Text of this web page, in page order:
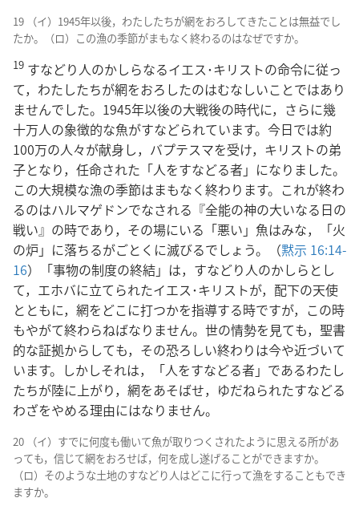
19 （イ）1945年以後，わたしたちが網をおろしてきたことは無益でし
たか。（ロ）この漁の季節がまもなく終わるのはなぜですか。
19 すなどり人のかしらなるイエス･キリストの命令に従っ
て，わたしたちが網をおろしたのはむなしいことではあり
ませんでした。1945年以後の大戦後の時代に，さらに幾
十万人の象徴的な魚がすなどられています。今日では約
100万の人々が献身し，バプテスマを受け，キリストの弟
子となり，任命された「人をすなどる者」になりました。
この大規模な漁の季節はまもなく終わります。これが終わ
るのはハルマゲドンでなされる『全能の神の大いなる日の
戦い』の時であり，その場にいる「悪い」魚はみな，「火
の炉」に落ちるがごとくに滅びるでしょう。（黙示 16:14-
16）「事物の制度の終結」は，すなどり人のかしらとし
て，エホバに立てられたイエス･キリストが，配下の天使
とともに，網をどこに打つかを指導する時ですが，この時
もやがて終わらねばなりません。世の情勢を見ても，聖書
的な証拠からしても，その恐ろしい終わりは今や近づいて
います。しかしそれは，「人をすなどる者」であるわたし
たちが陸に上がり，網をあそばせ，ゆだねられたすなどる
わざをやめる理由にはなりません。
20 （イ）すでに何度も働いて魚が取りつくされたように思える所があ
っても，信じて網をおろせば，何を成し遂げることができますか。
（ロ）そのような土地のすなどり人はどこに行って漁をすることもでき
ますか。